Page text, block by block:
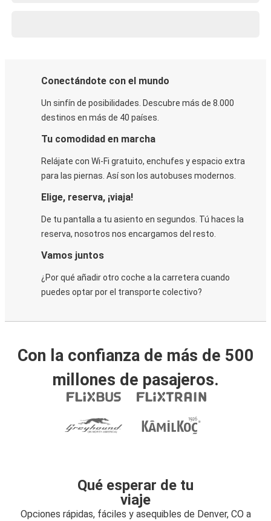
Conectándote con el mundo
Un sinfín de posibilidades. Descubre más de 8.000
destinos en más de 40 países.
Tu comodidad en marcha
Relájate con Wi-Fi gratuito, enchufes y espacio extra
para las piernas. Así son los autobuses modernos.
Elige, reserva, ¡viaja!
De tu pantalla a tu asiento en segundos. Tú haces la
reserva, nosotros nos encargamos del resto.
Vamos juntos
¿Por qué añadir otro coche a la carretera cuando
puedes optar por el transporte colectivo?
Con la confianza de más de 500
millones de pasajeros.
Qué esperar de tu
viaje
Opciones rápidas, fáciles y asequibles de Denver, CO a